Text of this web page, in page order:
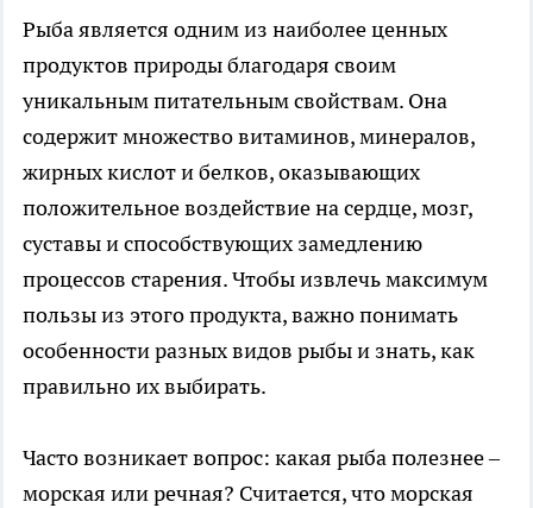
Рыба является одним из наиболее ценных
продуктов природы благодаря своим
уникальным питательным свойствам. Она
содержит множество витаминов, минералов,
жирных кислот и белков, оказывающих
положительное воздействие на сердце, мозг,
суставы и способствующих замедлению
процессов старения. Чтобы извлечь максимум
пользы из этого продукта, важно понимать
особенности разных видов рыбы и знать, как
правильно их выбирать.
Часто возникает вопрос: какая рыба полезнее –
морская или речная? Считается, что морская